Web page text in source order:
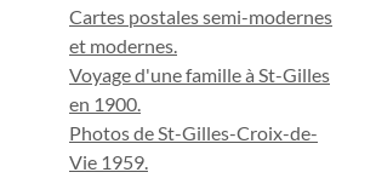
Cartes postales semi-modernes
et modernes.
Voyage d'une famille à St-Gilles
en 1900.
Photos de St-Gilles-Croix-de-
Vie 1959.